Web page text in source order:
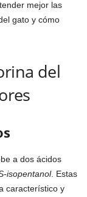
mejor las
gato y cómo
del
a dos ácidos
isopentanol. Estas
característico y